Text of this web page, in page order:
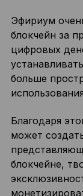
Эфириум
блокчейн за
цифровых
больше
Благодаря
может
блокчейне,